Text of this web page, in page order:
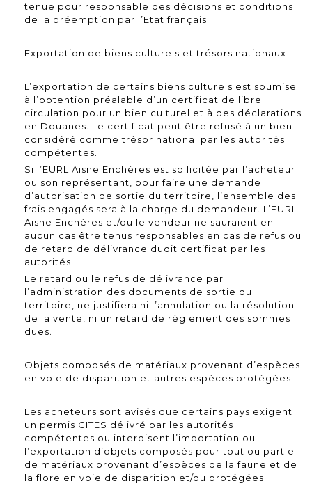
tenue pour responsable des décisions et conditions
de la préemption par l’Etat français.
Exportation de biens culturels et trésors nationaux :
L’exportation de certains biens culturels est soumise
à l’obtention préalable d’un certificat de libre
circulation pour un bien culturel et à des déclarations
en Douanes. Le certificat peut être refusé à un bien
considéré comme trésor national par les autorités
compétentes.
Si l’EURL Aisne Enchères est sollicitée par l’acheteur
ou son représentant, pour faire une demande
d’autorisation de sortie du territoire, l’ensemble des
frais engagés sera à la charge du demandeur. L’EURL
Aisne Enchères et/ou le vendeur ne sauraient en
aucun cas être tenus responsables en cas de refus ou
de retard de délivrance dudit certificat par les
autorités.
Le retard ou le refus de délivrance par
l’administration des documents de sortie du
territoire, ne justifiera ni l’annulation ou la résolution
de la vente, ni un retard de règlement des sommes
dues.
Objets composés de matériaux provenant d’espèces
en voie de disparition et autres espèces protégées :
Les acheteurs sont avisés que certains pays exigent
un permis CITES délivré par les autorités
compétentes ou interdisent l’importation ou
l’exportation d’objets composés pour tout ou partie
de matériaux provenant d’espèces de la faune et de
la flore en voie de disparition et/ou protégées.